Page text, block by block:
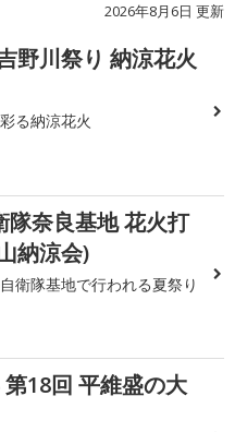
2026年8月6日 更新
野川祭り 納涼花火
る納涼花火
隊奈良基地 花火打
納涼会)
衛隊基地で行われる夏祭り
18回 平維盛の大